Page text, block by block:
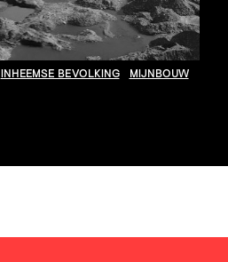
INHEEMSE BEVOLKING MIJNBOUW